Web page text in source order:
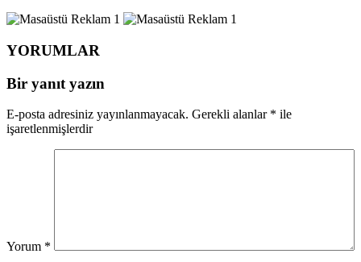
YORUMLAR
Bir yanıt yazın
E-posta adresiniz yayınlanmayacak. Gerekli alanlar * ile
işaretlenmişlerdir
Yorum *